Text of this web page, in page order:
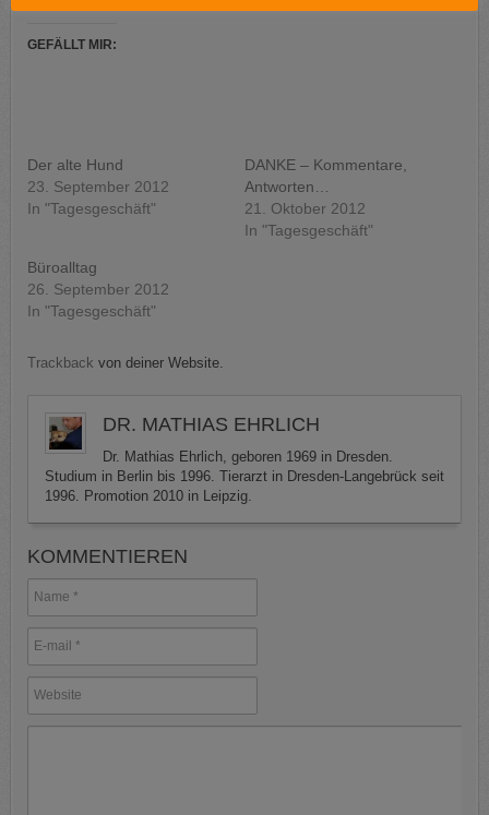
GEFÄLLT MIR:
Der alte Hund
23. September 2012
In "Tagesgeschäft"
DANKE – Kommentare,
Antworten…
21. Oktober 2012
In "Tagesgeschäft"
Büroalltag
26. September 2012
In "Tagesgeschäft"
Trackback von deiner Website.
DR. MATHIAS EHRLICH
Dr. Mathias Ehrlich, geboren 1969 in Dresden.
Studium in Berlin bis 1996. Tierarzt in Dresden-Langebrück seit
1996. Promotion 2010 in Leipzig.
KOMMENTIEREN